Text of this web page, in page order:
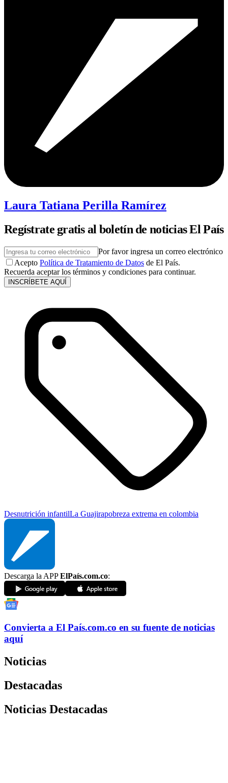
Laura Tatiana Perilla Ramírez
Regístrate gratis al boletín de noticias El País
Por favor ingresa un correo electrónico
Acepto Política de Tratamiento de Datos de El País.
Recuerda aceptar los términos y condiciones para continuar.
INSCRÍBETE AQUÍ
Desnutrición infantilLa Guajirapobreza extrema en colombia
Descarga la APPElPaís.com.co:
Convierta a El País.com.co en su fuente de noticias
aquí
Noticias
Destacadas
Noticias Destacadas